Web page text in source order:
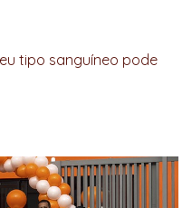
tipo sanguíneo pode